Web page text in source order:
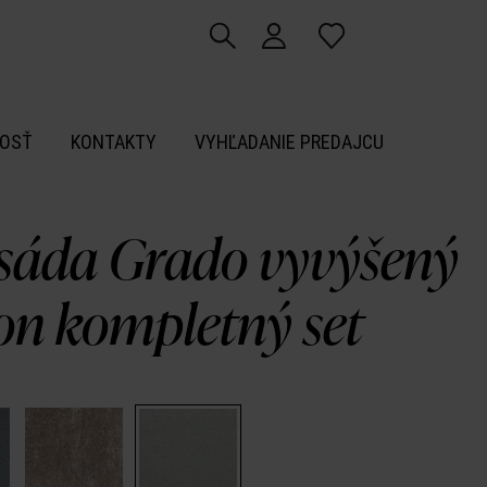
KONTAKTY VYHĽADANIE PREDAJCU
Grado vyvýšený
kompletný set